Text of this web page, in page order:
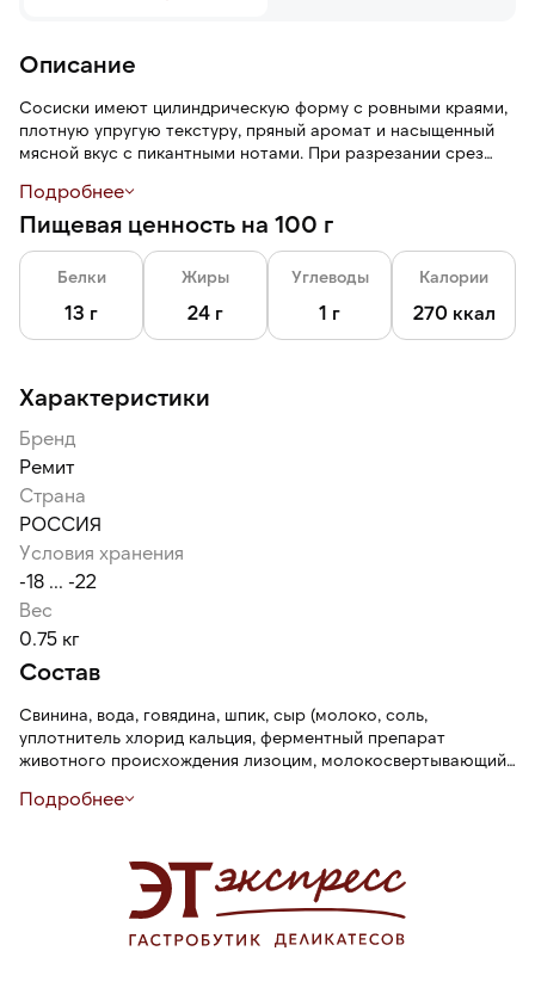
Описание
Сосиски имеют цилиндрическую форму с ровными краями,
плотную упругую текстуру, пряный аромат и насыщенный
мясной вкус с пикантными нотами. При разрезании срез
без крупных пустот. При термической обработке (варке,
жарке, запекании) сосиски сохраняют форму, не
развариваются и не трескаются, а кусочки сыра внутри
становятся тягучими.
Вес одной сосиски 75 граммов. Диаметр одной сосиски —
2,4 см, длина — 17,5 см.
Подробнее
Пищевая ценность на 100 г
Белки
13 г
Жиры
24 г
Углеводы
1 г
Калории
270 ккал
Характеристики
Бренд
Ремит
Страна
РОССИЯ
Условия хранения
-18 ... -22
Вес
0.75 кг
Состав
Свинина, вода, говядина, шпик, сыр (молоко, соль,
уплотнитель хлорид кальция, ферментный препарат
животного происхождения лизоцим, молокосвертывающий
мезофильная бактериальная заквасочная культура,
регулятор кислотности Е451, носитель Е516, пряности и
экстракты пряностей(перец, чеснок, чили, кардамон,
кориандр), сахар, усилители вкуса и аромата (Е621, Е627,
Е631), дрожжевой экстракт, яичный белок, красители (Е120,
Подробнее